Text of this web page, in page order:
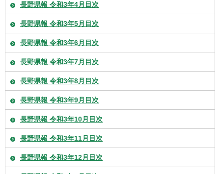
長野県報 令和3年4月目次
長野県報 令和3年5月目次
長野県報 令和3年6月目次
長野県報 令和3年7月目次
長野県報 令和3年8月目次
長野県報 令和3年9月目次
長野県報 令和3年10月目次
長野県報 令和3年11月目次
長野県報 令和3年12月目次